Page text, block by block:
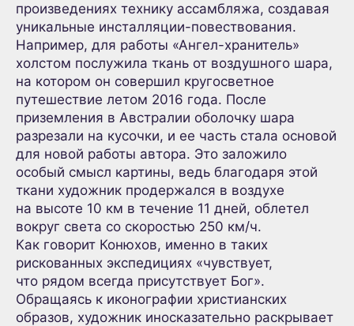
произведениях технику ассамбляжа, создавая
уникальные инсталляции-повествования.
Например, для работы «Ангел-хранитель»
холстом послужила ткань от воздушного шара,
на котором он совершил кругосветное
путешествие летом 2016 года. После
приземления в Австралии оболочку шара
разрезали на кусочки, и ее часть стала основой
для новой работы автора. Это заложило
особый смысл картины, ведь благодаря этой
ткани художник продержался в воздухе
на высоте 10 км в течение 11 дней, облетел
вокруг света со скоростью 250 км/ч.
Как говорит Конюхов, именно в таких
рискованных экспедициях «чувствует,
что рядом всегда присутствует Бог».
Обращаясь к иконографии христианских
образов, художник иносказательно раскрывает